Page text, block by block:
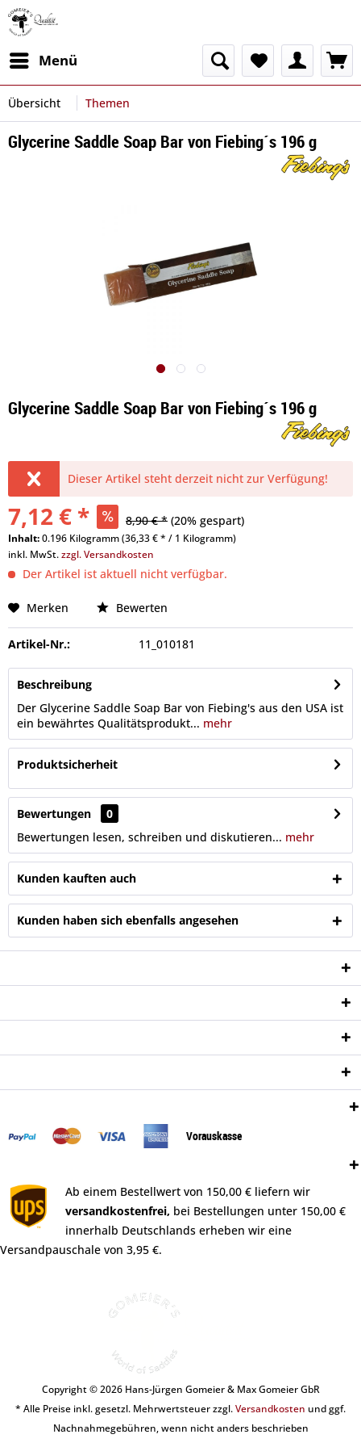
Menü
Übersicht Themen
Glycerine Saddle Soap Bar von Fiebing´s 196 g
Glycerine Saddle Soap Bar von Fiebing´s 196 g
Dieser Artikel steht derzeit nicht zur Verfügung!
7,12 € * 8,90 € * (20% gespart)
Inhalt:0.196 Kilogramm (36,33 € * / 1 Kilogramm)
inkl. MwSt.zzgl. Versandkosten
Der Artikel ist aktuell nicht verfügbar.
Merken Bewerten
Artikel-Nr.: 11_010181
Beschreibung
Der Glycerine Saddle Soap Bar von Fiebing's aus den USA ist
ein bewährtes Qualitätsprodukt... mehr
Produktsicherheit
Bewertungen
0
Bewertungen lesen, schreiben und diskutieren... mehr
Kunden kauften auch
Kunden haben sich ebenfalls angesehen
Vorauskasse
Ab einem Bestellwert von 150,00 € liefern wir
versandkostenfrei, bei Bestellungen unter 150,00 €
innerhalb Deutschlands erheben wir eine
Versandpauschale von 3,95 €.
Copyright © 2026 Hans-Jürgen Gomeier & Max Gomeier GbR
* Alle Preise inkl. gesetzl. Mehrwertsteuer zzgl.Versandkosten und ggf.
Nachnahmegebühren, wenn nicht anders beschrieben